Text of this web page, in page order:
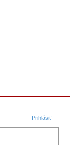
Prihlásiť